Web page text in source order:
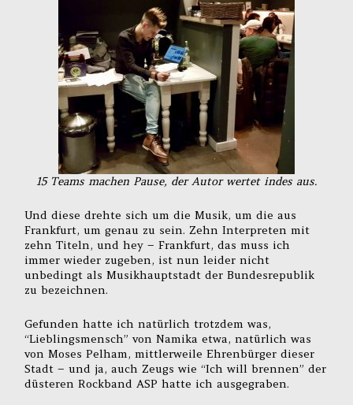
15 Teams machen Pause, der Autor wertet indes aus.
Und diese drehte sich um die Musik, um die aus
Frankfurt, um genau zu sein. Zehn Interpreten mit
zehn Titeln, und hey – Frankfurt, das muss ich
immer wieder zugeben, ist nun leider nicht
unbedingt als Musikhauptstadt der Bundesrepublik
zu bezeichnen.
Gefunden hatte ich natürlich trotzdem was,
“Lieblingsmensch” von Namika etwa, natürlich was
von Moses Pelham, mittlerweile Ehrenbürger dieser
Stadt – und ja, auch Zeugs wie “Ich will brennen” der
düsteren Rockband ASP hatte ich ausgegraben.